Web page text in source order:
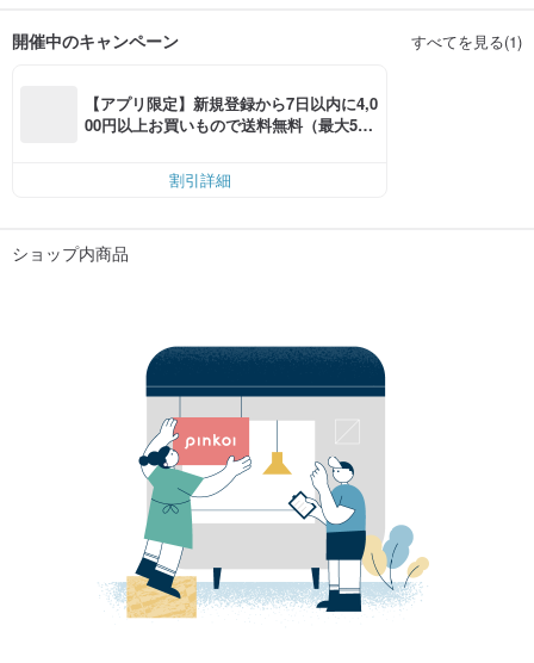
開催中のキャンペーン すべてを見る(1)
【アプリ限定】新規登録から7日以内に4,0
00円以上お買いもので送料無料（最大500
割引詳細
ショップ内商品